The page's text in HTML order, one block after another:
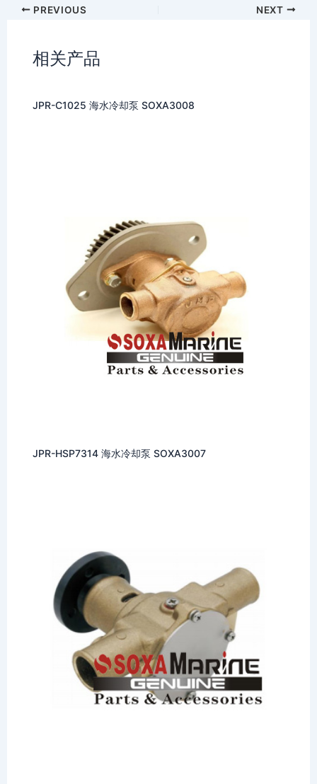
PREVIOUS NEXT
相关产品
JPR-C1025 海水冷却泵 SOXA3008
JPR-HSP7314 海水冷却泵 SOXA3007